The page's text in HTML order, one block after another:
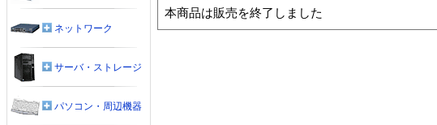
本商品は販売を終了しました
ネットワーク
サーバ・ストレージ
パソコン・周辺機器